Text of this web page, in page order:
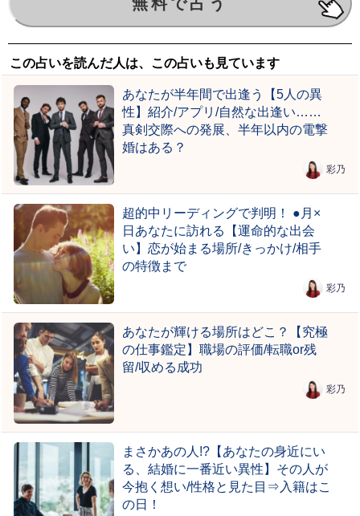
この占いを読んだ人は、この占いも見ています
あなたが半年間で出逢う【5人の異
性】紹介/アプリ/自然な出逢い……
真剣交際への発展、半年以内の電撃
婚はある？
彩乃
超的中リーディングで判明！ ●月×
日あなたに訪れる【運命的な出会
い】恋が始まる場所/きっかけ/相手
の特徴まで
彩乃
あなたが輝ける場所はどこ？【究極
の仕事鑑定】職場の評価/転職or残
留/収める成功
彩乃
まさかあの人!?【あなたの身近にい
る、結婚に一番近い異性】その人が
今抱く想い/性格と見た目⇒入籍はこ
の日！